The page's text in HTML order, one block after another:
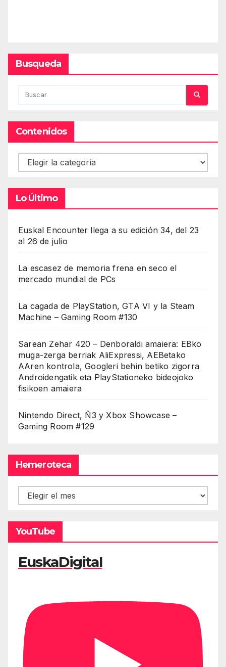
Busqueda
Contenidos
Contenidos
Lo Último
Euskal Encounter llega a su edición 34, del 23
al 26 de julio
La escasez de memoria frena en seco el
mercado mundial de PCs
La cagada de PlayStation, GTA VI y la Steam
Machine – Gaming Room #130
Sarean Zehar 420 – Denboraldi amaiera: EBko
muga-zerga berriak AliExpressi, AEBetako
AAren kontrola, Googleri behin betiko zigorra
Androidengatik eta PlayStationeko bideojoko
fisikoen amaiera
Nintendo Direct, Ñ3 y Xbox Showcase –
Gaming Room #129
Hemeroteca
Hemeroteca
YouTube
EuskaDigital